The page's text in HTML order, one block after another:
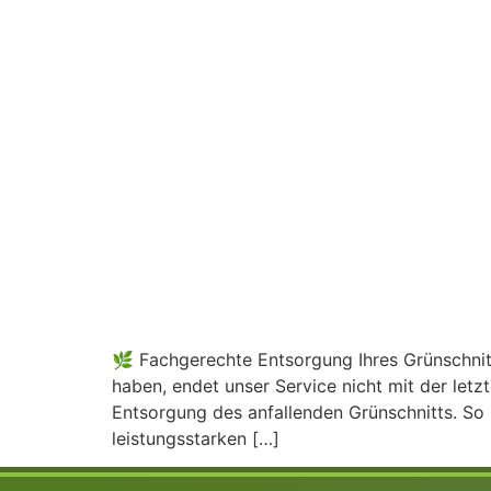
🌿 Fachgerechte Entsorgung Ihres
haben, endet unser Service nicht mit der
Entsorgung des anfallenden Grünschnitts.
leistungsstarken […]